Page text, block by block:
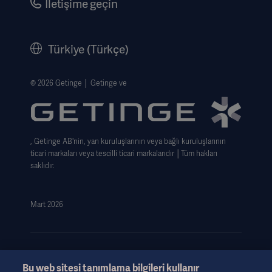
Web Si̇tesi̇ Gizlilik Politikası
Website use disclaimer
Cookie Notice
Data Subject Request Form
İletişime geçin
Türkiye (Türkçe)
© 2026 Getinge │ Getinge ve
, Getinge AB'nin, yan kuruluşlarının veya bağlı kuruluşlarının
ticari markaları veya tescilli ticari markalarıdır │Tüm hakları
saklıdır.
Mart 2026
Bu web sitesi tanımlama bilgileri kullanır